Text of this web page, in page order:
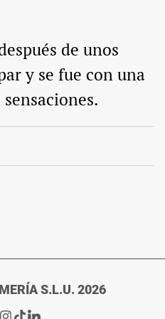
de unos
y se fue con una
S.L.U. 2026
Ir Ir Ir Ir